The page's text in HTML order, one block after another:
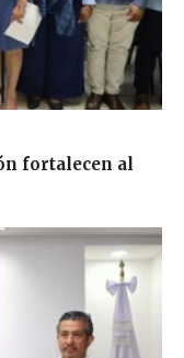
fortalecen al